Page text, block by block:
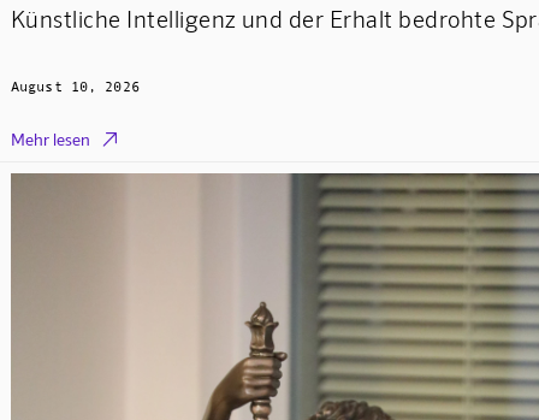
Künstliche Intelligenz und der Erhalt bedrohte
August 10, 2026
Mehr lesen 